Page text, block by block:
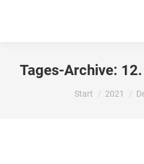
Tages-Archive:
Sie befinden
Start 2021